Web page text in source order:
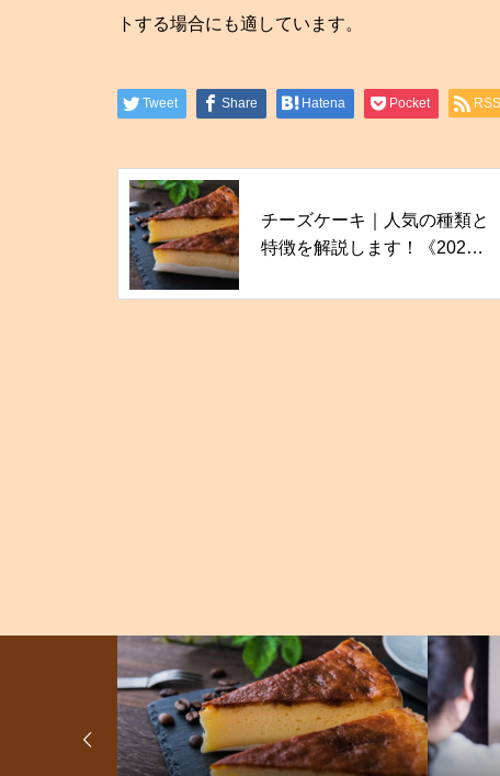
トする場合にも適しています。
Tweet Share Hatena Pocket RSS
チーズケーキ｜人気の種類と
特徴を解説します！《2023